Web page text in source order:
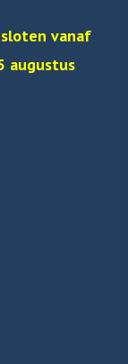
vanaf
augustus